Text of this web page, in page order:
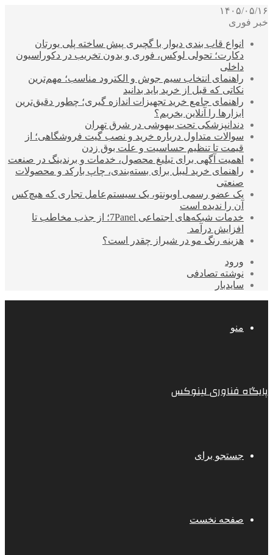
۱۴۰۵/۰۵/۱۶
خبر فوری
انواع قاب بندی دیوار با گچبری پیش ساخته پلی یورتان
دکارت؛ تحولی لوکس، فوری و بدون تخریب در دکوراسیون
داخلی
راهنمای انتخاب سیم جوش و الکترود مناسب؛ مهم‌ترین
نکاتی که قبل از خرید باید بدانید
راهنمای جامع خرید تجهیزات اندازه گیری؛ چطور دقیق‌ترین
ابزارها را آنلاین بخریم؟
دندانپزشکی تحت بیهوشی در شرق تهران
سوالات متداول درباره خرید و نصب گیت فروشگاهی؛ از
قیمت تا تنظیم حساسیت و علت بوق زدن
اهمیت آگهی برای تبلیغ محصول، خدمات و برندینگ در صنعت
راهنمای خرید لیبل برای بسته‌بندی، چاپ بارکد و محصولات
صنعتی
یک عضو رسمی اوبونتو، یک سیستم‌عامل تجاری که هیچ‌کس
آن را ندیده است
خدمات شبکه‌های اجتماعی 7Panel؛ از جذب مخاطب تا
افزایش درآمد
هزینه رنگ مو در شیراز چقدر است؟
ورود
نوشته تصادفی
سایدبار
منو
پایگاه فناوری لینوکس
جستجو برای
صفحه نخست